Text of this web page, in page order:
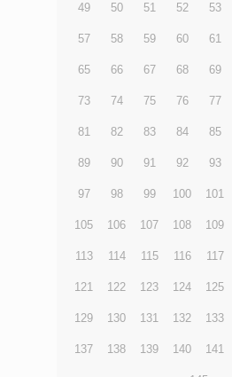
49 50 51 52 53
57 58 59 60 61
65 66 67 68 69
73 74 75 76 77
81 82 83 84 85
89 90 91 92 93
97 98 99 100 101
105 106 107 108 109
113 114 115 116 117
121 122 123 124 125
129 130 131 132 133
137 138 139 140 141